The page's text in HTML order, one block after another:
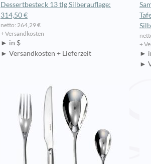
Dessertbesteck 13 tlg Silberauflage:
314,50 €
netto: 264,29 €
+ Versandkosten
► in $
► Versandkosten + Lieferzeit
+
►
►